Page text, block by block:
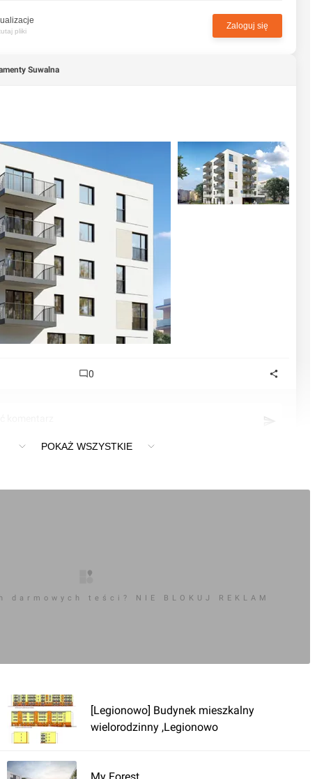
pliki
Zaloguj się
Suwalna
0
POKAŻ WSZYSTKIE
darmowych teści? NIE BLOKUJ REKLAM
[Legionowo] Budynek mieszkalny
wielorodzinny ,Legionowo
My Forest